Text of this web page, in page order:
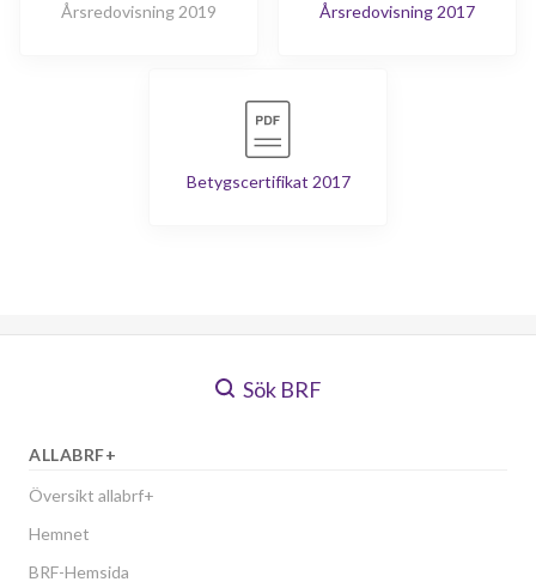
Årsredovisning 2019 Årsredovisning 2017
Betygscertifikat 2017
Sök BRF
ALLABRF+
Översikt allabrf+
Hemnet
BRF-Hemsida